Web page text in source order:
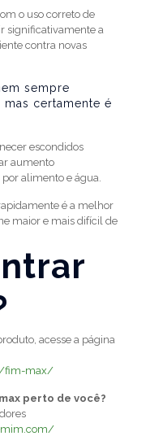
o uso correto de
significativamente a
contra novas
sempre
certamente é
escondidos
aumento
alimento e água.
é a melhor
maior e mais difícil de
acesse a página
fim-max/
perto de você?